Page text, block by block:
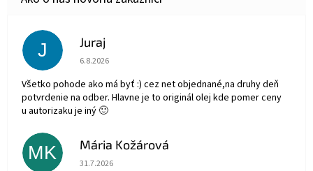
J Juraj
Hodnotenie obchodu je 5 z 5 hviezdičiek.
6.8.2026
Všetko pohode ako má byť :) cez net objednané,na druhy deň
potvrdenie na odber. Hlavne je to originál olej kde pomer ceny
u autorizaku je iný 🙂
MK Mária Kožárová
Hodnotenie obchodu je 5 z 5 hviezdičiek.
31.7.2026